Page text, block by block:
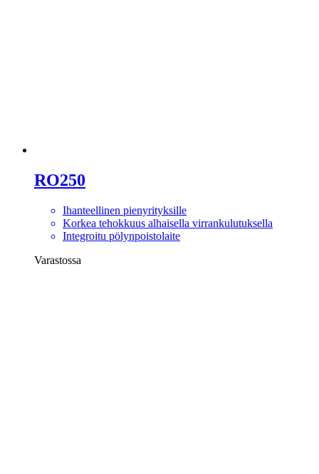
RO250
Ihanteellinen pienyrityksille
Korkea tehokkuus alhaisella virrankulutuksella
Integroitu pölynpoistolaite
Varastossa